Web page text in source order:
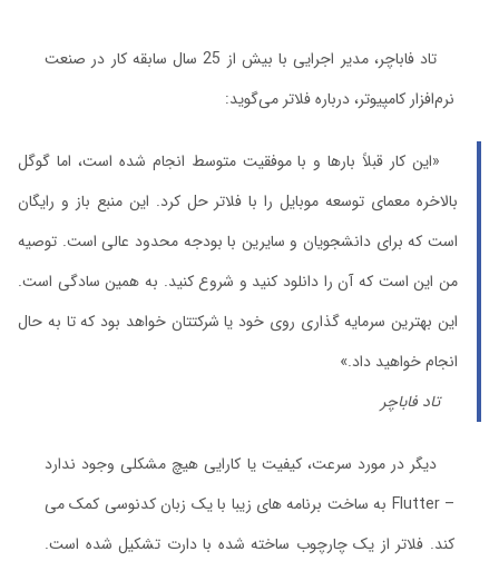
تاد فاباچر، مدیر اجرایی با بیش از 25 سال سابقه کار در صنعت
نرم‌افزار کامپیوتر، درباره فلاتر می‌گوید:
«این کار قبلاً بارها و با موفقیت متوسط ​​انجام شده است، اما گوگل
بالاخره معمای توسعه موبایل را با فلاتر حل کرد. این منبع باز و رایگان
است که برای دانشجویان و سایرین با بودجه محدود عالی است. توصیه
من این است که آن را دانلود کنید و شروع کنید. به همین سادگی است.
این بهترین سرمایه گذاری روی خود یا شرکتتان خواهد بود که تا به حال
انجام خواهید داد.»
تاد فاباچر
دیگر در مورد سرعت، کیفیت یا کارایی هیچ مشکلی وجود ندارد
– Flutter به ساخت برنامه های زیبا با یک زبان کدنوسی کمک می
کند. فلاتر از یک چارچوب ساخته شده با دارت تشکیل شده است.